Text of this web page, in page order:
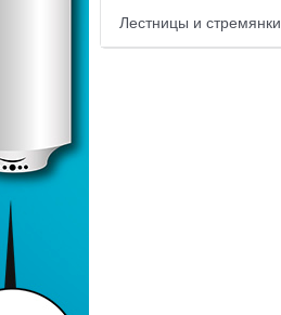
Лестницы и стремянки